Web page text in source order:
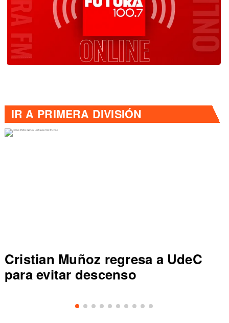
IR A PRIMERA DIVISIÓN
Cristian Muñoz regresa a UdeC
para evitar descenso